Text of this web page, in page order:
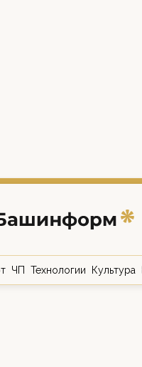
ЧП Технологии Культура